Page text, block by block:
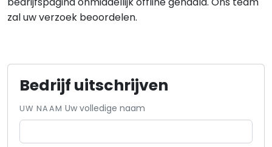
zal uw verzoek beoordelen.
Bedrijf uitschrijven
UW NAAM Uw volledige naam